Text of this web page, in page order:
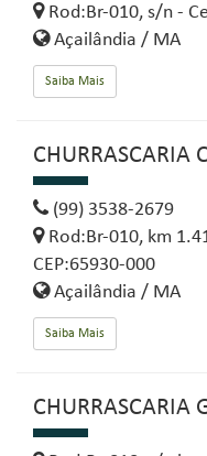
Rod:Br-010, s/n -
Açailândia / MA
Saiba Mais
CHURRASCARIA
(99) 3538-2679
Rod:Br-010, km
CEP:65930-000
Açailândia / MA
Saiba Mais
CHURRASCARIA